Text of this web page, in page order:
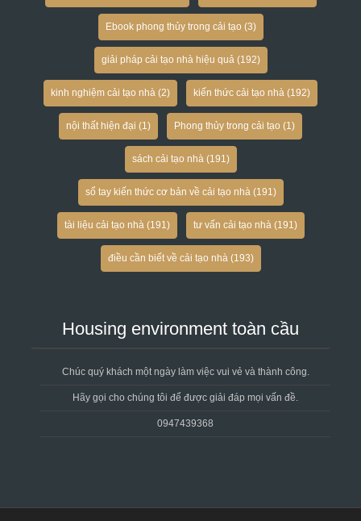
Ebook phong thủy trong cải tạo (3)
giải pháp cải tạo nhà hiệu quả (192)
kinh nghiệm cải tạo nhà (2) kiến thức cải tạo nhà (192)
nội thất hiện đại (1) Phong thủy trong cải tạo (1)
sách cải tạo nhà (191)
sổ tay kiến thức cơ bản về cải tạo nhà (191)
tài liệu cải tạo nhà (191) tư vấn cải tạo nhà (191)
điều cần biết về cải tạo nhà (193)
Housing environment toàn cầu
Chúc quý khách một ngày làm việc vui vẻ và thành công.
Hãy gọi cho chúng tôi để được giải đáp mọi vấn đề.
0947439368